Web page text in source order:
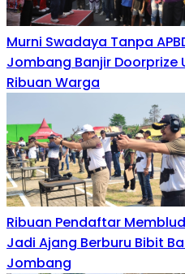
Murni Swadaya Tanpa
Jombang Banjir Doorprize
Ribuan Warga
Ribuan Pendaftar
Jadi Ajang Berburu Bibit
Jombang